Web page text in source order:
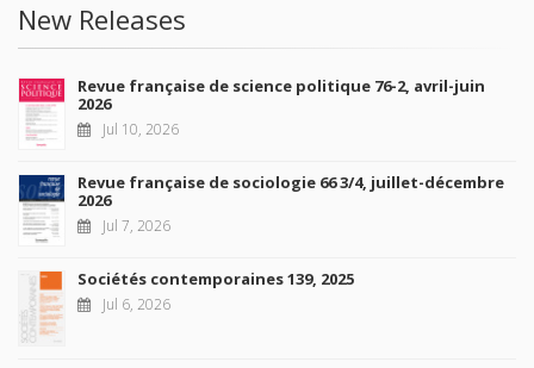
New Releases
Revue française de science politique 76-2, avril-juin
2026
Jul 10, 2026
Revue française de sociologie 66 3/4, juillet-décembre
2026
Jul 7, 2026
Sociétés contemporaines 139, 2025
Jul 6, 2026